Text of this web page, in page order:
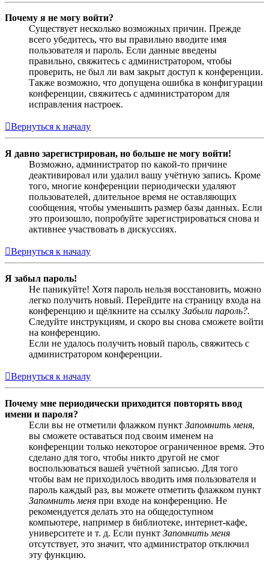
Почему я не могу войти?
Существует несколько возможных причин. Прежде
всего убедитесь, что вы правильно вводите имя
пользователя и пароль. Если данные введены
правильно, свяжитесь с администратором, чтобы
проверить, не был ли вам закрыт доступ к конференции.
Также возможно, что допущена ошибка в конфигурации
конференции, свяжитесь с администратором для
исправления настроек.
Вернуться к началу
Я давно зарегистрирован, но больше не могу войти!
Возможно, администратор по какой-то причине
деактивировал или удалил вашу учётную запись. Кроме
того, многие конференции периодически удаляют
пользователей, длительное время не оставляющих
сообщения, чтобы уменьшить размер базы данных. Если
это произошло, попробуйте зарегистрироваться снова и
активнее участвовать в дискуссиях.
Вернуться к началу
Я забыл пароль!
Не паникуйте! Хотя пароль нельзя восстановить, можно
легко получить новый. Перейдите на страницу входа на
конференцию и щёлкните на ссылку Забыли пароль?.
Следуйте инструкциям, и скоро вы снова сможете войти
на конференцию.
Если не удалось получить новый пароль, свяжитесь с
администратором конференции.
Вернуться к началу
Почему мне периодически приходится повторять ввод
имени и пароля?
Если вы не отметили флажком пункт Запомнить меня,
вы сможете оставаться под своим именем на
конференции только некоторое ограниченное время. Это
сделано для того, чтобы никто другой не смог
воспользоваться вашей учётной записью. Для того
чтобы вам не приходилось вводить имя пользователя и
пароль каждый раз, вы можете отметить флажком пункт
Запомнить меня при входе на конференцию. Не
рекомендуется делать это на общедоступном
компьютере, например в библиотеке, интернет-кафе,
университете и т. д. Если пункт Запомнить меня
отсутствует, это значит, что администратор отключил
эту функцию.